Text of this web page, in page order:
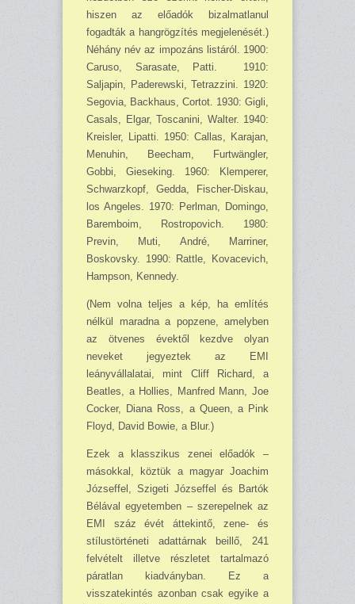
hiszen az előadók bizalmatlanul
fogadták a hangrögzítés megjelenését.)
Néhány név az impozáns listáról. 1900:
Caruso, Sarasate, Patti. 1910:
Saljapin, Paderewski, Tetrazzini. 1920:
Segovia, Backhaus, Cortot. 1930: Gigli,
Casals, Elgar, Toscanini, Walter. 1940:
Kreisler, Lipatti. 1950: Callas, Karajan,
Menuhin, Beecham, Furtwängler,
Gobbi, Gieseking. 1960: Klemperer,
Schwarzkopf, Gedda, Fischer-Diskau,
los Angeles. 1970: Perlman, Domingo,
Baremboim, Rostropovich. 1980:
Previn, Muti, André, Marriner,
Boskovsky. 1990: Rattle, Kovacevich,
Hampson, Kennedy.
(Nem volna teljes a kép, ha említés
nélkül maradna a popzene, amelyben
az ötvenes évektől kezdve olyan
neveket jegyeztek az EMI
leányvállalatai, mint Cliff Richard, a
Beatles, a Hollies, Manfred Mann, Joe
Cocker, Diana Ross, a Queen, a Pink
Floyd, David Bowie, a Blur.)
Ezek a klasszikus zenei előadók –
másokkal, köztük a magyar Joachim
Józseffel, Szigeti Józseffel és Bartók
Bélával egyetemben – szerepelnek az
EMI száz évét áttekintő, zene- és
stílustörténeti adattárnak beillő, 241
felvételt illetve részletet tartalmazó
páratlan kiadványban. Ez a
visszatekintés azonban csak egyike a